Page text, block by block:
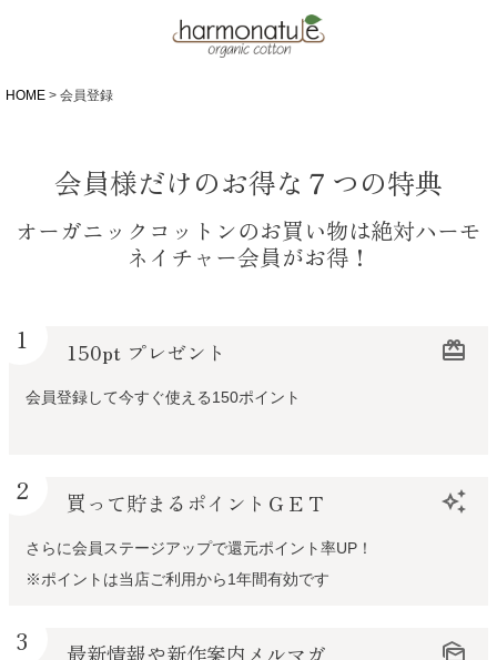
HOME 会員登録
会員様だけのお得な７つの特典
オーガニックコットンのお買い物は絶対ハーモ
ネイチャー会員がお得！
1 150pt プレゼント redeem
会員登録して今すぐ使える150ポイント
2 買って貯まるポイントＧＥＴ auto_awesome
さらに会員ステージアップで還元ポイント率UP！
※ポイントは当店ご利用から1年間有効です
3 最新情報や新作案内メルマガ mark_as_unread